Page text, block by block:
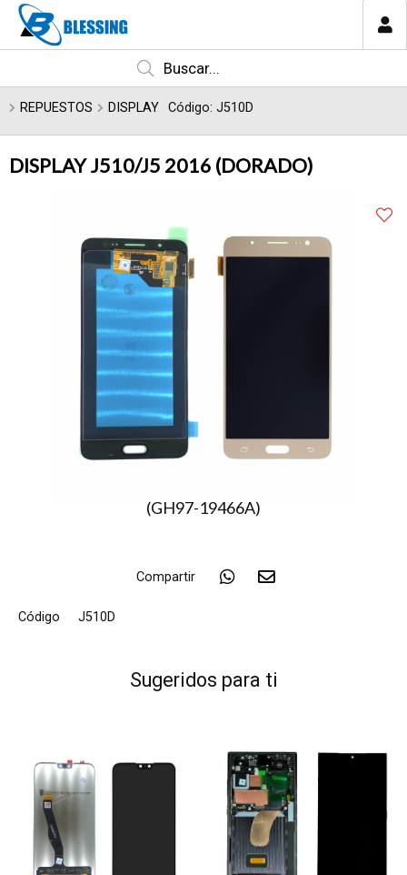
Enviar a email
Enviar
REPUESTOS DISPLAY Código: J510D
DISPLAY J510/J5 2016 (DORADO)
(GH97-19466A)
Compartir
Código J510D
Sugeridos para ti